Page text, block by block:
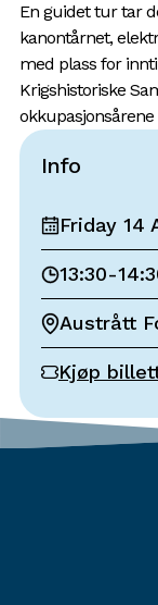
En guidet tur tar
kanontårnet,
med plass for
Krigshistoriske
okkupasjonsårene
Info
Friday 14
13:30-
Austrått
Kjøp